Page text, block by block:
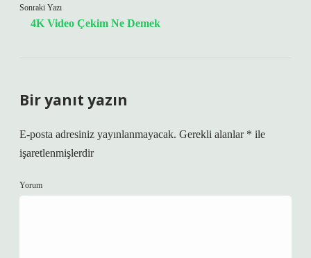
Sonraki Yazı
4K Video Çekim Ne Demek
Bir yanıt yazın
E-posta adresiniz yayınlanmayacak. Gerekli alanlar * ile
işaretlenmişlerdir
Yorum